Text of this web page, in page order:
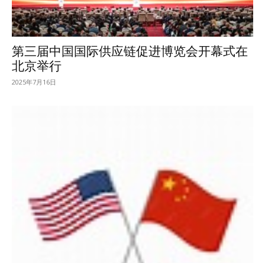
第三届中国国际供应链促进博览会开幕式在
北京举行
2025年7月16日